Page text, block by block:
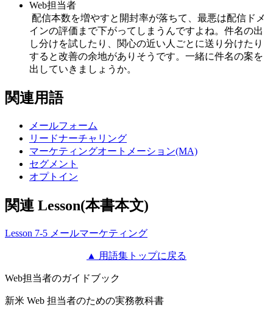
Web担当者
配信本数を増やすと開封率が落ちて、最悪は配信ドメ
インの評価まで下がってしまうんですよね。件名の出
し分けを試したり、関心の近い人ごとに送り分けたり
すると改善の余地がありそうです。一緒に件名の案を
出していきましょうか。
関連用語
メールフォーム
リードナーチャリング
マーケティングオートメーション(MA)
セグメント
オプトイン
関連 Lesson(本書本文)
Lesson 7-5 メールマーケティング
▲ 用語集トップに戻る
Web担当者のガイドブック
新米 Web 担当者のための実務教科書